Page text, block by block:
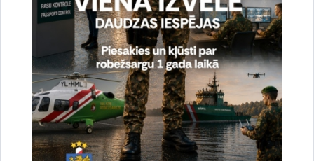
Drukāt lapu
Dalīties